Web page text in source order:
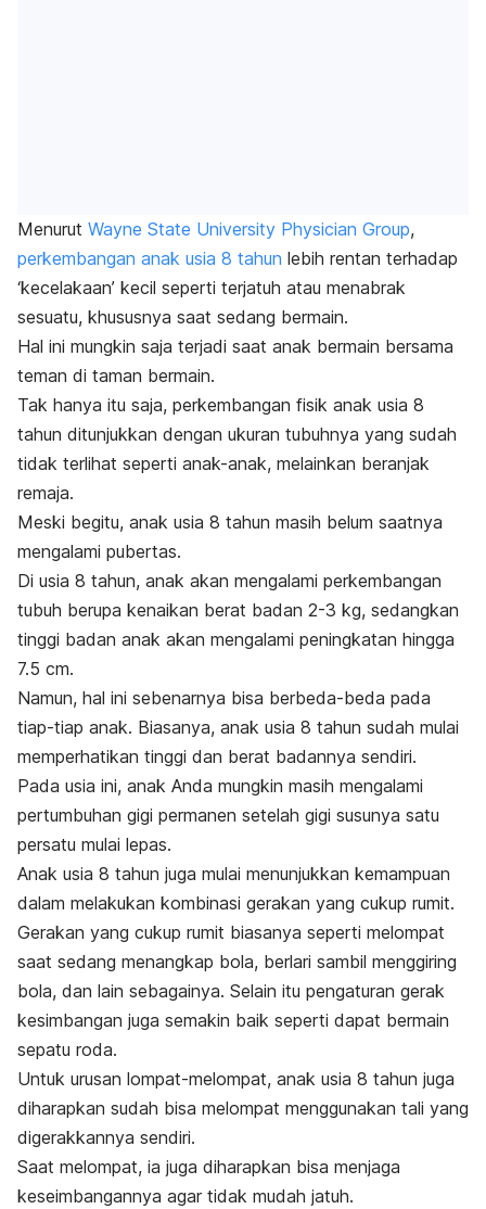
Menurut Wayne State University Physician Group,
perkembangan anak usia 8 tahun lebih rentan terhadap
‘kecelakaan’ kecil seperti terjatuh atau menabrak
sesuatu, khususnya saat sedang bermain.
Hal ini mungkin saja terjadi saat anak bermain bersama
teman di taman bermain.
Tak hanya itu saja, perkembangan fisik anak usia 8
tahun ditunjukkan dengan ukuran tubuhnya yang sudah
tidak terlihat seperti anak-anak, melainkan beranjak
remaja.
Meski begitu, anak usia 8 tahun masih belum saatnya
mengalami pubertas.
Di usia 8 tahun, anak akan mengalami perkembangan
tubuh berupa kenaikan berat badan 2-3 kg, sedangkan
tinggi badan anak akan mengalami peningkatan hingga
7.5 cm.
Namun, hal ini sebenarnya bisa berbeda-beda pada
tiap-tiap anak. Biasanya, anak usia 8 tahun sudah mulai
memperhatikan tinggi dan berat badannya sendiri.
Pada usia ini, anak Anda mungkin masih mengalami
pertumbuhan gigi permanen setelah gigi susunya satu
persatu mulai lepas.
Anak usia 8 tahun juga mulai menunjukkan kemampuan
dalam melakukan kombinasi gerakan yang cukup rumit.
Gerakan yang cukup rumit biasanya seperti melompat
saat sedang menangkap bola, berlari sambil menggiring
bola, dan lain sebagainya. Selain itu pengaturan gerak
kesimbangan juga semakin baik seperti dapat bermain
sepatu roda.
Untuk urusan lompat-melompat, anak usia 8 tahun juga
diharapkan sudah bisa melompat menggunakan tali yang
digerakkannya sendiri.
Saat melompat, ia juga diharapkan bisa menjaga
keseimbangannya agar tidak mudah jatuh.